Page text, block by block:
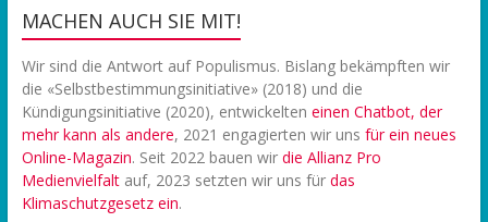
MACHEN AUCH SIE MIT!
Wir sind die Antwort auf Populismus. Bislang bekämpften wir
die «Selbstbestimmungsinitiative» (2018) und die
Kündigungsinitiative (2020), entwickelten einen Chatbot, der
mehr kann als andere, 2021 engagierten wir uns für ein neues
Online-Magazin. Seit 2022 bauen wir die Allianz Pro
Medienvielfaltauf, 2023 setzten wir uns für das
Klimaschutzgesetz ein.